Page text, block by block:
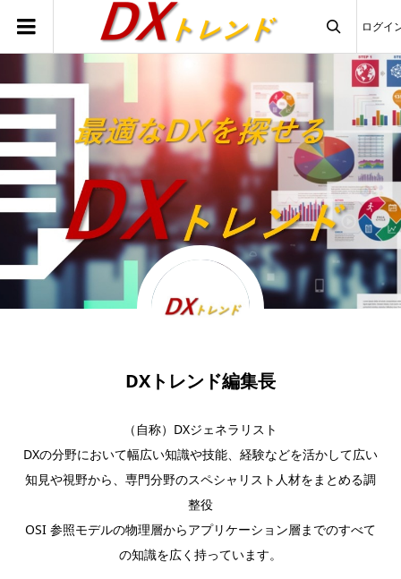

ログイ
DXトレンド編集長
（自称）DXジェネラリスト
DXの分野において幅広い知識や技能、経験などを活かして広い
知見や視野から、専門分野のスペシャリスト人材をまとめる調
整役
OSI 参照モデルの物理層からアプリケーション層までのすべて
の知識を広く持っています。